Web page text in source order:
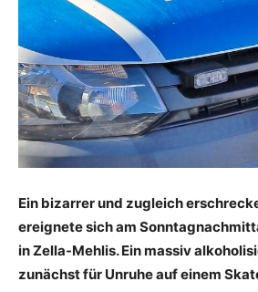
Ein bizarrer und zugleich
ereignete sich am
in Zella-Mehlis. Ein massiv
zunächst für Unruhe auf einem